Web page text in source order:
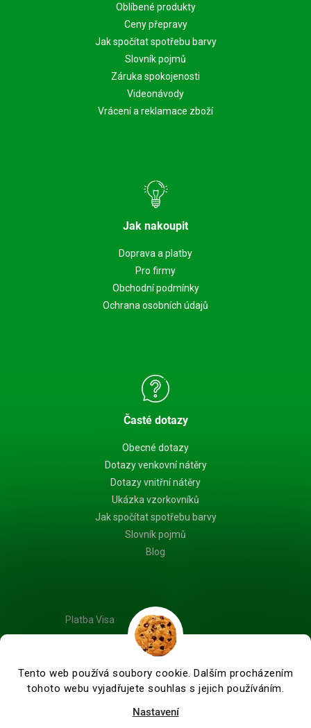
Tento web používá soubory cookie. Dalším procházením
tohoto webu vyjadřujete souhlas s jejich používáním.
Nastavení
Oblíbené produkty
Ceny přepravy
Jak spočítat spotřebu barvy
Slovník pojmů
Záruka spokojenosti
Videonávody
Vrácení a reklamace zboží
Jak nakoupit
Doprava a platby
Pro firmy
Obchodní podmínky
Ochrana osobních údajů
Časté dotazy
Obecné dotazy
Dotazy venkovní nátěry
Dotazy vnitřní nátěry
Ukázka vzorkovníků
Jak spočítat spotřebu barvy
Slovník pojmů
Blog
Platba Visa